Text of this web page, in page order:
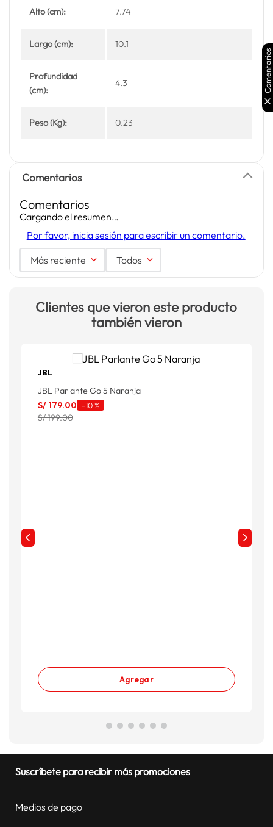
Alto (cm): 7.74
Largo (cm): 10.1
Profundidad
(cm):
4.3
Peso (Kg): 0.23
Comentarios
Comentarios
Cargando el resumen…
Por favor, inicia sesión para escribir un comentario.
Más reciente Todos
Clientes que vieron este producto
también vieron
JBL
JBL Parlante Go 5 Naranja
S/ 179.00 -10 %
S/ 199.00
Agregar
Suscríbete para recibir más promociones
Medios de pago
Comentarios